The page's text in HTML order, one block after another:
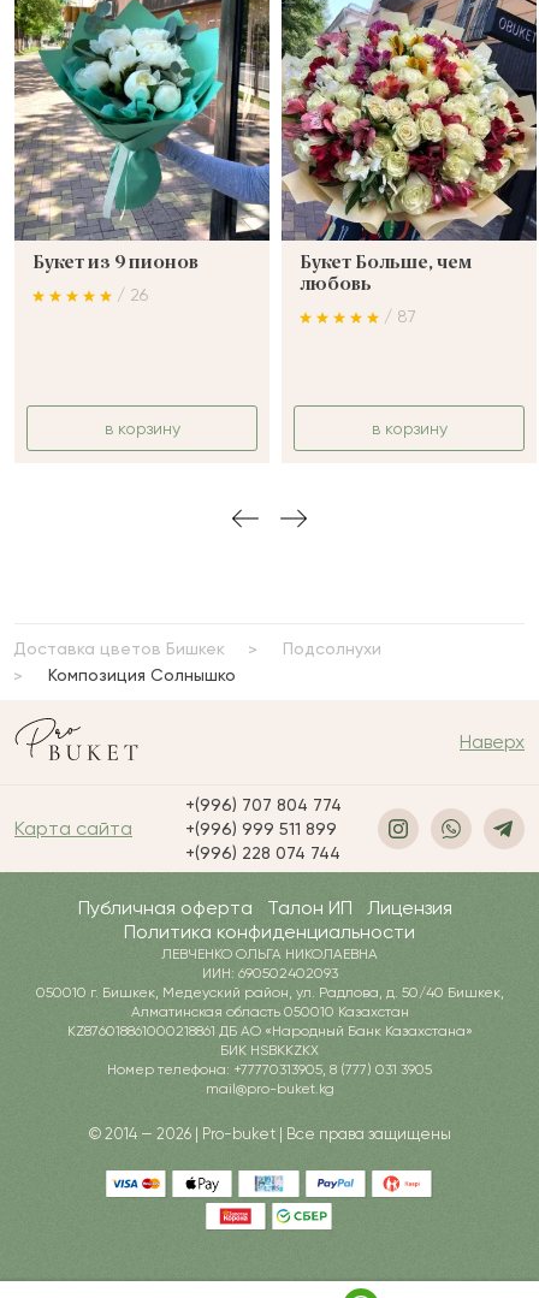
Букет из 9 пионов
/ 26
в корзину
Букет Больше, чем
любовь
/ 87
в корзину
Доставка цветов Бишкек
Подсолнухи
Композиция Солнышко
Наверх
Карта сайта
+(996) 707 804 774
+(996) 999 511 899
+(996) 228 074 744
Публичная оферта Талон ИП
Лицензия
Политика конфиденциальности
ЛЕВЧЕНКО ОЛЬГА НИКОЛАЕВНА
ИИН: 690502402093
050010 г. Бишкек, Медеуский район, ул. Радлова, д. 50/40 Бишкек,
Алматинская область 050010 Казахстан
KZ876018861000218861 ДБ АО «Народный Банк Казахстана»
БИК HSBKKZKX
Номер телефона: +77770313905, 8 (777) 031 3905
mail@pro-buket.kg
© 2014 — 2026 | Pro-buket | Все права защищены